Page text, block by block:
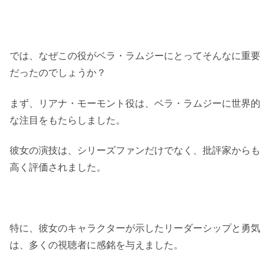
では、なぜこの役がベラ・ラムジーにとってそんなに重要
だったのでしょうか？
まず、リアナ・モーモント役は、ベラ・ラムジーに世界的
な注目をもたらしました。
彼女の演技は、シリーズファンだけでなく、批評家からも
高く評価されました。
特に、彼女のキャラクターが示したリーダーシップと勇気
は、多くの視聴者に感銘を与えました。